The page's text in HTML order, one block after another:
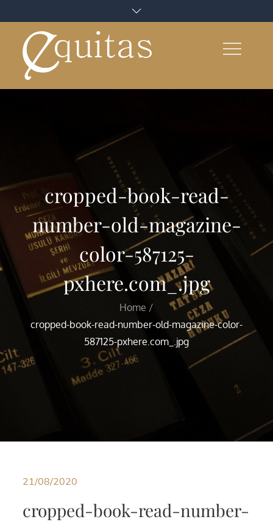
to
content
cropped-book-read-
number-old-magazine-
color-587125-
pxhere.com_.jpg
Home
cropped-book-read-number-old-magazine-color-
587125-pxhere.com_.jpg
21/08/2020
cropped-book-read-number-